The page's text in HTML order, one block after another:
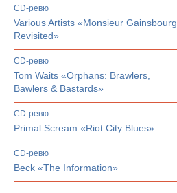
CD-ревю
Various Artists «Monsieur Gainsbourg
Revisited»
CD-ревю
Tom Waits «Orphans: Brawlers,
Bawlers & Bastards»
CD-ревю
Primal Scream «Riot City Blues»
CD-ревю
Beck «The Information»